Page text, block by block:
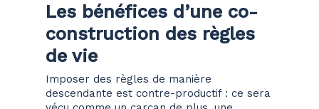
Les bénéfices d’une co-
construction des règles
de vie
Imposer des règles de manière
descendante est contre-productif : ce sera